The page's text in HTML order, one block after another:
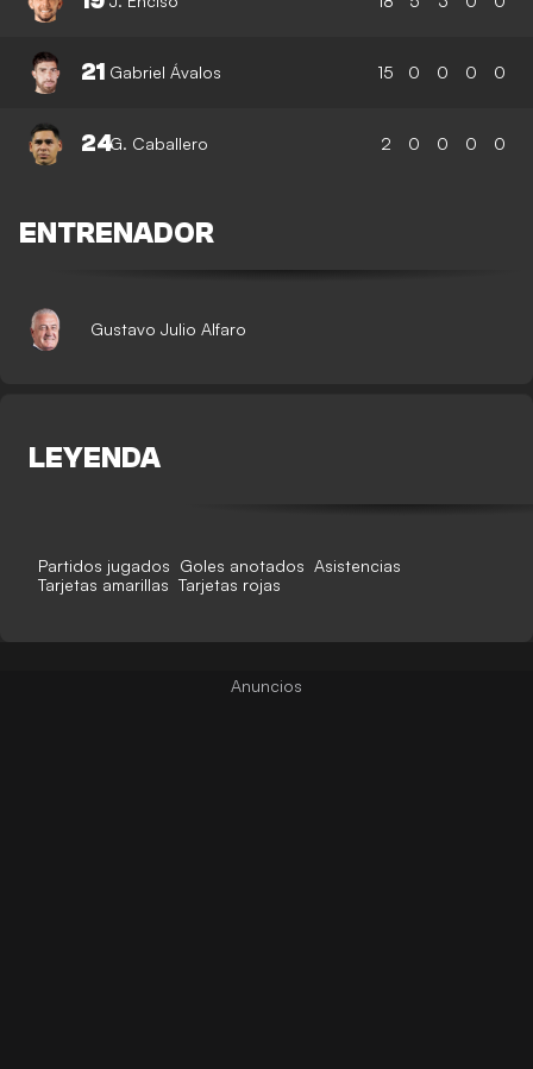
21 Gabriel Ávalos 15 0 0 0 0
24G. Caballero 2 0 0 0 0
ENTRENADOR
Gustavo Julio Alfaro
LEYENDA
Partidos jugados Goles anotados Asistencias
Tarjetas amarillas Tarjetas rojas